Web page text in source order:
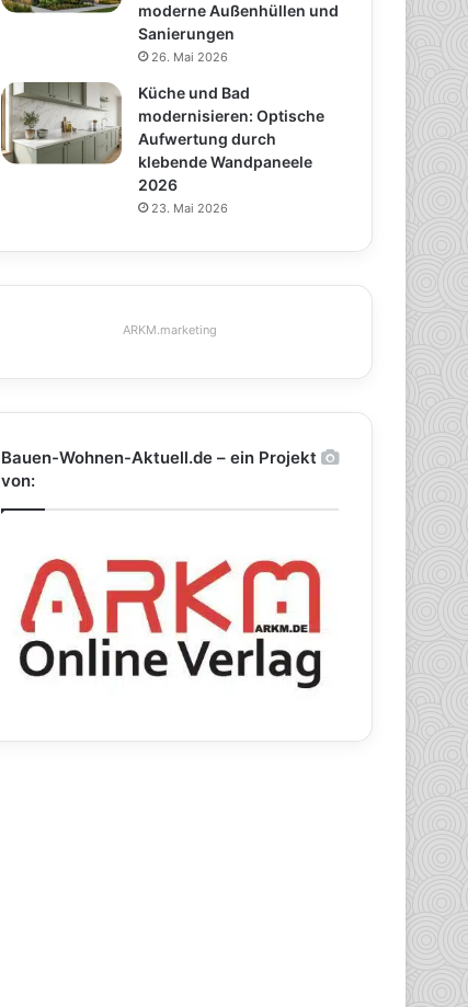
moderne Außenhüllen und
Sanierungen
26. Mai 2026
Küche und Bad
modernisieren: Optische
Aufwertung durch
klebende Wandpaneele
2026
23. Mai 2026
ARKM.marketing
Bauen-Wohnen-Aktuell.de – ein Projekt
von: